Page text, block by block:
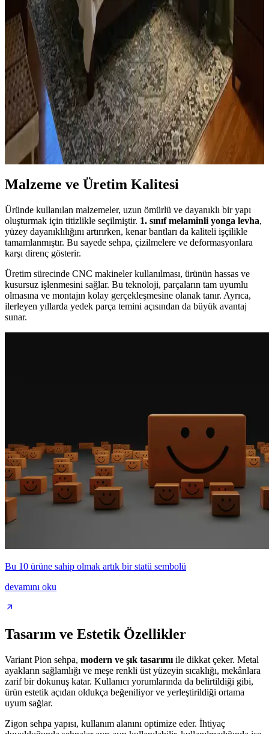
Ev Kütüphanesi Yenileme: Renk, Dekorasyon ve
Konforun Dengeli Buluşması
Ev kütüphanesi yenilemesinde renklerin rahatlatıcı etkisi, kişisel
dekoratif öğeler ve konforlu mobilyalar ön plandadır. Tavan boyama
ve raf düzeni mekânın atmosferini zenginleştirir.
Yatak Odası Düzeni ve Dekorasyonunda Doğru
Yerleşim ve Tasarım İpuçları
Yatak odasında doğru mobilya yerleşimi, renk uyumu, aydınlatma
ve kişisel dokunuşlarla mekanın fonksiyonelliği ve estetiği artırılır.
Bu ipuçlarıyla odanız daha dengeli ve sıcak bir hale gelir.
Malzeme ve Üretim Kalitesi
Üründe kullanılan malzemeler, uzun ömürlü ve dayanıklı bir yapı
oluşturmak için titizlikle seçilmiştir. 1. sınıf melaminli yonga levha,
yüzey dayanıklılığını artırırken, kenar bantları da kaliteli işçilikle
tamamlanmıştır. Bu sayede sehpa, çizilmelere ve deformasyonlara
karşı direnç gösterir.
Üretim sürecinde CNC makineler kullanılması, ürünün hassas ve
kusursuz işlenmesini sağlar. Bu teknoloji, parçaların tam uyumlu
olmasına ve montajın kolay gerçekleşmesine olanak tanır. Ayrıca,
ilerleyen yıllarda yedek parça temini açısından da büyük avantaj
sunar.
Bu 10 ürüne sahip olmak artık bir statü sembolü
devamını oku
Tasarım ve Estetik Özellikler
Variant Pion sehpa, modern ve şık tasarımı ile dikkat çeker. Metal
ayakların sağlamlığı ve meşe renkli üst yüzeyin sıcaklığı, mekânlara
zarif bir dokunuş katar. Kullanıcı yorumlarında da belirtildiği gibi,
ürün estetik açıdan oldukça beğeniliyor ve yerleştirildiği ortama
uyum sağlar.
Zigon sehpa yapısı, kullanım alanını optimize eder. İhtiyaç